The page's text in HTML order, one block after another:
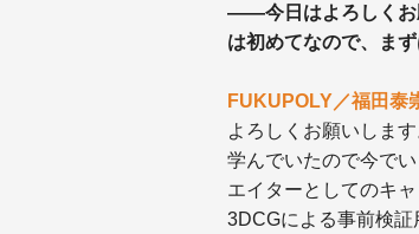
——今日はよろしくお
は初めてなので、ま
FUKUPOLY／福田泰
よろしくお願いしま
学んでいたので今で
エイターとしてのキ
3DCGによる事前検証